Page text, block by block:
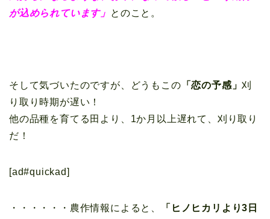
が込められています」 とのこと。
そして気づいたのですが、どうもこの 「恋の予感」刈
り取り時期が遅い！
他の品種を育てる田より、1か月以上遅れて、刈り取り
だ！
[ad#quickad]
・・・・・・農作情報によると、
「ヒノヒカリより3日